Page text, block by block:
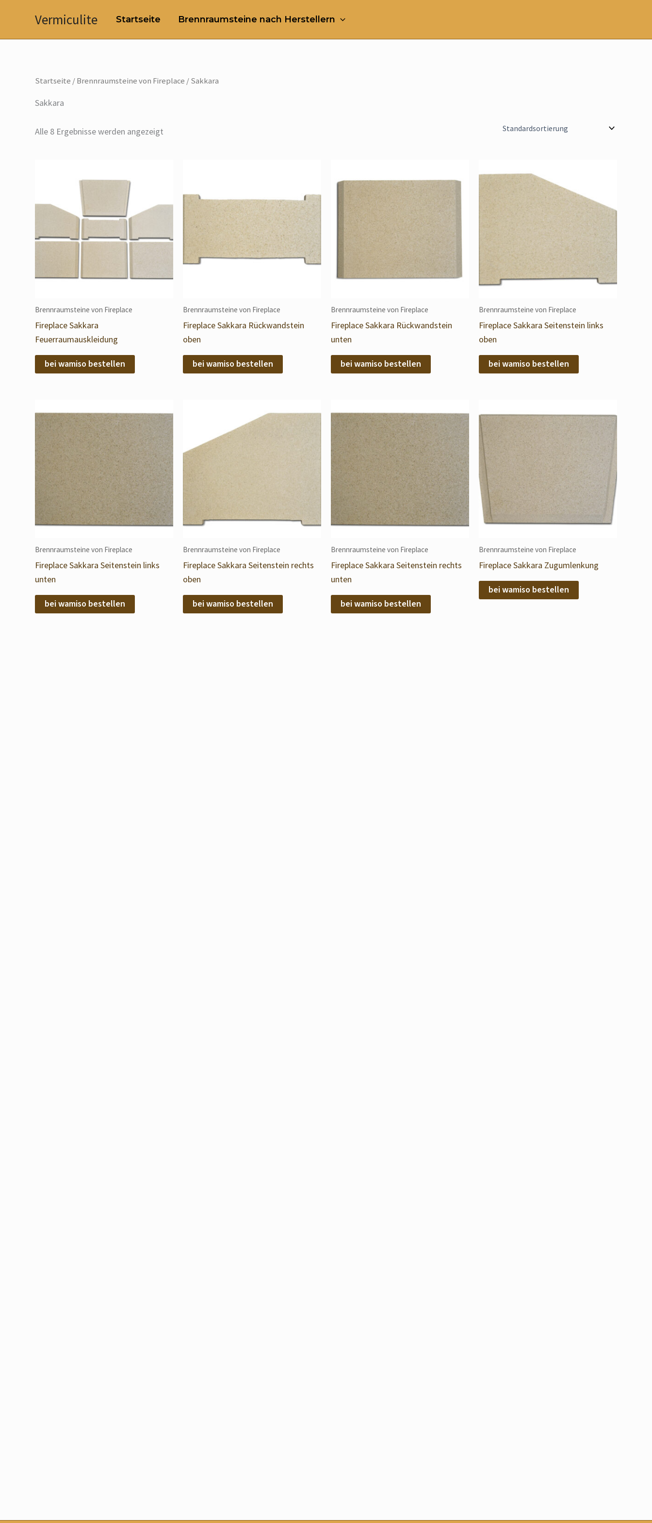
Vermiculite Startseite Brennraumsteine nach Herstellern
Startseite /Brennraumsteine von Fireplace / Sakkara
Sakkara
Alle 8 Ergebnisse werden angezeigt
Brennraumsteine von Fireplace
Fireplace Sakkara
Feuerraumauskleidung
bei wamiso bestellen
Brennraumsteine von Fireplace
Fireplace Sakkara Rückwandstein
oben
bei wamiso bestellen
Brennraumsteine von Fireplace
Fireplace Sakkara Rückwandstein
unten
bei wamiso bestellen
Brennraumsteine von Fireplace
Fireplace Sakkara Seitenstein links
oben
bei wamiso bestellen
Brennraumsteine von Fireplace
Fireplace Sakkara Seitenstein links
unten
bei wamiso bestellen
Brennraumsteine von Fireplace
Fireplace Sakkara Seitenstein rechts
oben
bei wamiso bestellen
Brennraumsteine von Fireplace
Fireplace Sakkara Seitenstein rechts
unten
bei wamiso bestellen
Brennraumsteine von Fireplace
Fireplace Sakkara Zugumlenkung
bei wamiso bestellen